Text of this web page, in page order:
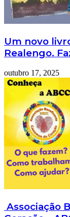
Um novo
Realengo.
outubro 17, 2025
Associação